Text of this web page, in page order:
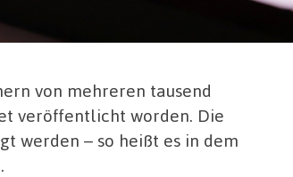
von mehreren tausend
veröffentlicht worden. Die
werden – so heißt es in dem